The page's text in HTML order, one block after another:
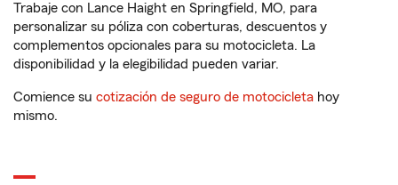
Trabaje con Lance Haight en Springfield, MO, para
personalizar su póliza con coberturas, descuentos y
complementos opcionales para su motocicleta. La
disponibilidad y la elegibilidad pueden variar.
Comience su cotización de seguro de motocicleta hoy
mismo.